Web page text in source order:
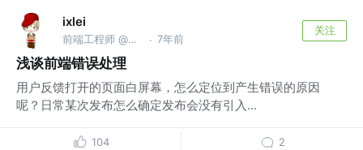
ixlei
前端工程师 @今日头条 · 7年前
关注
浅谈前端错误处理
用户反馈打开的页面白屏幕，怎么定位到产生错误的原因
呢？日常某次发布怎么确定发布会没有引入...
104 2